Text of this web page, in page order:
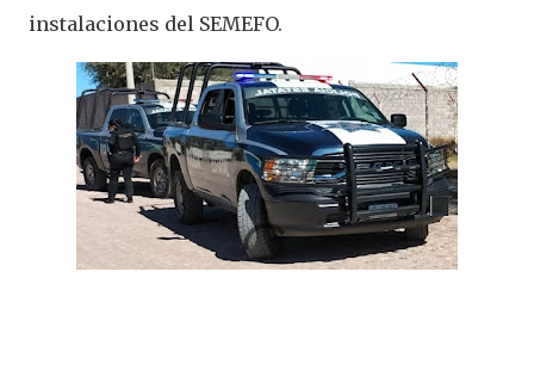
instalaciones del SEMEFO.